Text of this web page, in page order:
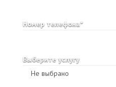
Номер телефона*
Выберите услугу